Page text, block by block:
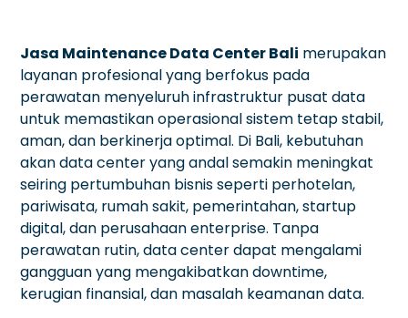
Jasa Maintenance Data Center Bali merupakan
layanan profesional yang berfokus pada
perawatan menyeluruh infrastruktur pusat data
untuk memastikan operasional sistem tetap stabil,
aman, dan berkinerja optimal. Di Bali, kebutuhan
akan data center yang andal semakin meningkat
seiring pertumbuhan bisnis seperti perhotelan,
pariwisata, rumah sakit, pemerintahan, startup
digital, dan perusahaan enterprise. Tanpa
perawatan rutin, data center dapat mengalami
gangguan yang mengakibatkan downtime,
kerugian finansial, dan masalah keamanan data.